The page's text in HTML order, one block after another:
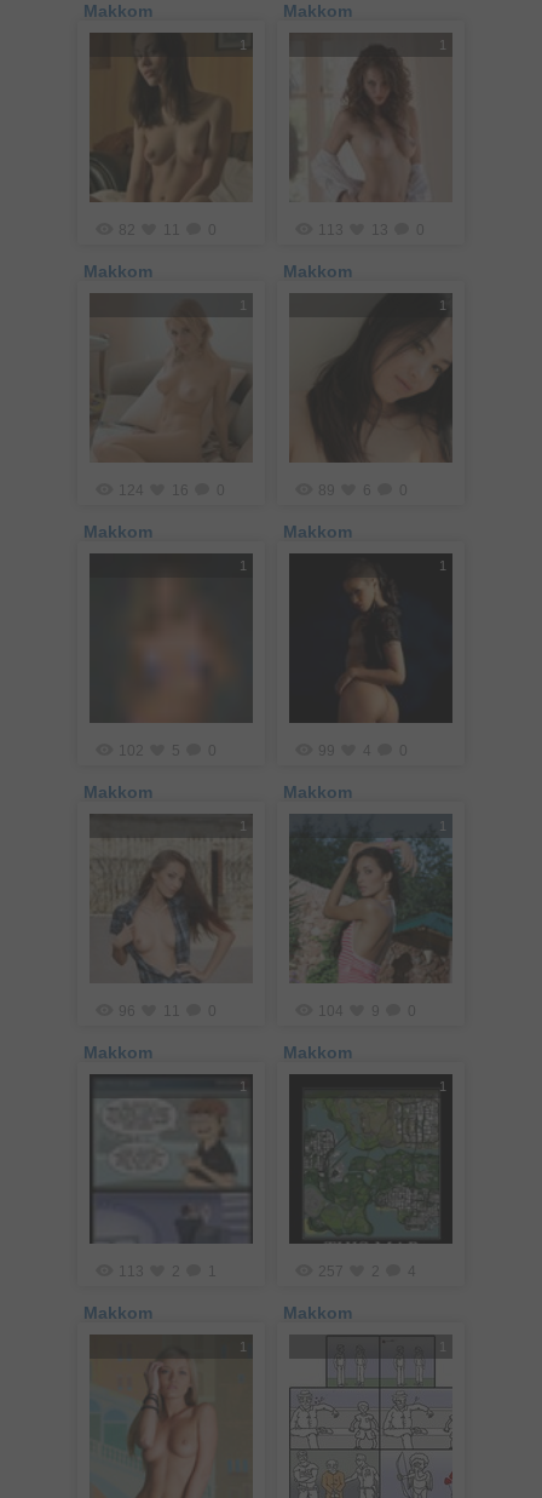
Makkom Makkom
1
82
Makkom
1
113 13
Makkom
124 16
Makkom
1
89 6
Makkom
1
102 5
Makkom
1
99
Makkom
1
96
Makkom
1
9
Makkom
1
113 2
Makkom
1
257 2
Makkom
1